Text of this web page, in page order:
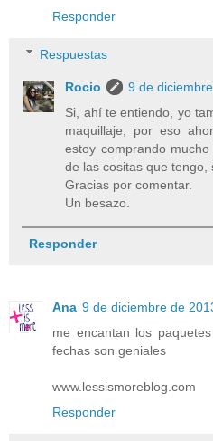
Responder
Respuestas
Rocio
9 de
Si, ahí te entiendo, yo
maquillaje, por eso
estoy comprando
de las cositas que tengo,
Gracias por comentar.
Un besazo.
Responder
Ana 9 de diciembre de
me encantan los
fechas son geniales
www.lessismoreblog.com
Responder